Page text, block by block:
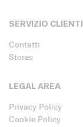
SERVIZIO CLIENTI
Contatti
Stores
LEGAL AREA
Privacy Policy
Cookie Policy